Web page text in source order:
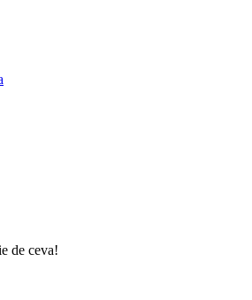
de ceva!